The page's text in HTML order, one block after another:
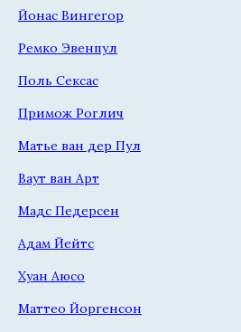
Йонас Вингегор
Ремко Эвенпул
Поль Сексас
Примож Роглич
Матье ван дер Пул
Ваут ван Арт
Мадс Педерсен
Адам Йейтс
Хуан Аюсо
Маттео Йоргенсон